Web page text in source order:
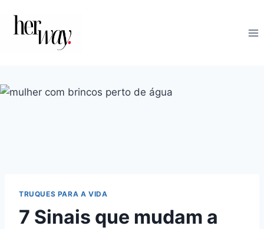
TRUQUES PARA A VIDA
7 Sinais que mudam a